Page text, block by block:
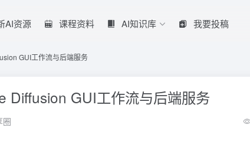
AI资源 课程资料 AI知识库 我要投稿
GUI工作流与后端服务
Diffusion GUI工作流与后端服务
圈